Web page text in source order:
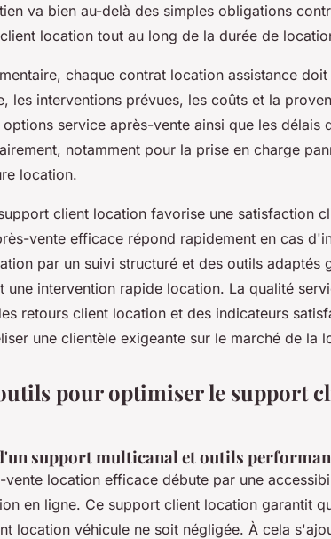
va bien au-delà des simples obligations
location tout au long de la durée de
chaque contrat location assistance
les interventions prévues, les coûts et la
options service après-vente ainsi que les délais
notamment pour la prise en charge
location.
client location favorise une satisfaction
vente efficace répond rapidement en cas
par un suivi structuré et des outils adaptés
une intervention rapide location. La qualité
retours client location et des indicateurs
une clientèle exigeante sur le marché de la
pour optimiser le support
support multicanal et outils
vente location efficace débute par une
en ligne. Ce support client location garantit
location véhicule ne soit négligée. À cela